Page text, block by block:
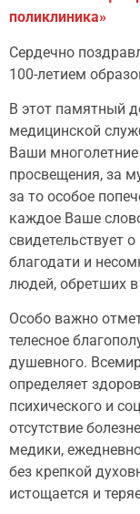
поликлиника»
Сердечно
100-летием
В этот памятный
медицинской
Ваши
просвещения, за
за то особое
каждое Ваше
свидетельствует
благодати и
людей, обретших
Особо важно
телесное
душевного.
определяет
психического и
отсутствие
медики,
без крепкой
истощается и